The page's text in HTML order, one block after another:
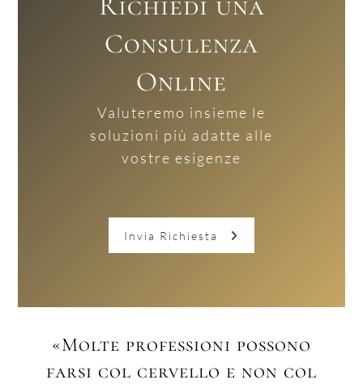
Consulenza
Online
Valuteremo insieme le
soluzioni più adatte alle
vostre esigenze
Invia Richiesta
«Molte professioni possono
farsi col cervello e non col